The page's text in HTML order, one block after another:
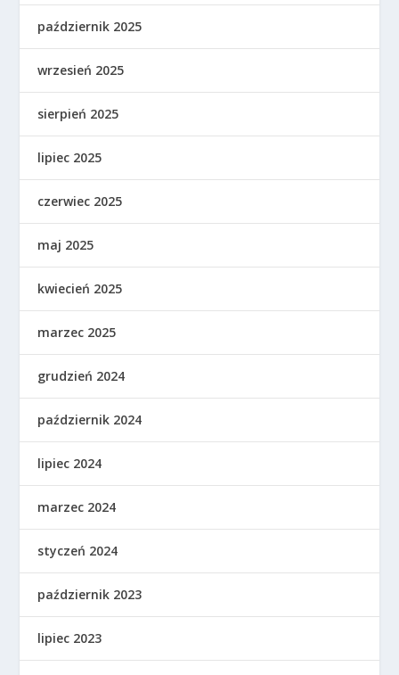
październik 2025
wrzesień 2025
sierpień 2025
lipiec 2025
czerwiec 2025
maj 2025
kwiecień 2025
marzec 2025
grudzień 2024
październik 2024
lipiec 2024
marzec 2024
styczeń 2024
październik 2023
lipiec 2023